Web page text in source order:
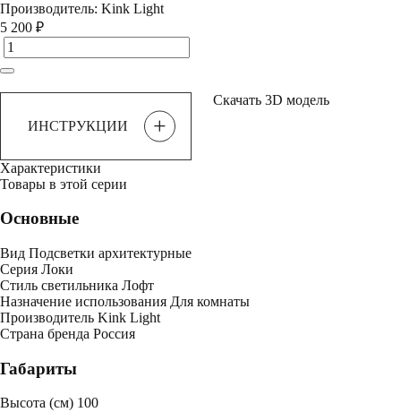
Производитель: Kink Light
5 200 ₽
ИНСТРУКЦИИ +
Скачать 3D модель
Характеристики
Товары в этой серии
Основные
Вид Подсветки архитектурные
Серия Локи
Стиль светильника Лофт
Назначение использования Для комнаты
Производитель Kink Light
Страна бренда Россия
Габариты
Высота (см) 100